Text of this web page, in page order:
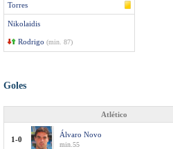
Torres
Nikolaidis
Rodrigo (min. 87)
Goles
Atlético
1-0
Álvaro Novo
min.55